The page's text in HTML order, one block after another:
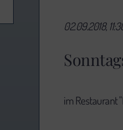
02.09.2018,
im Restaurant